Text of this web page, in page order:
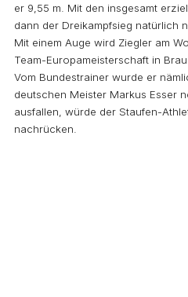
er 9,55 m. Mit den insgesamt
dann der Dreikampfsieg natürlich
Mit einem Auge wird Ziegler am
Team-Europameisterschaft in
Vom Bundestrainer wurde er
deutschen Meister Markus Esser
ausfallen, würde der Staufen-
nachrücken.